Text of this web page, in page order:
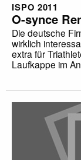
ISPO 2011
O-synce
Die deutsche
wirklich
extra für
Laufkappe im